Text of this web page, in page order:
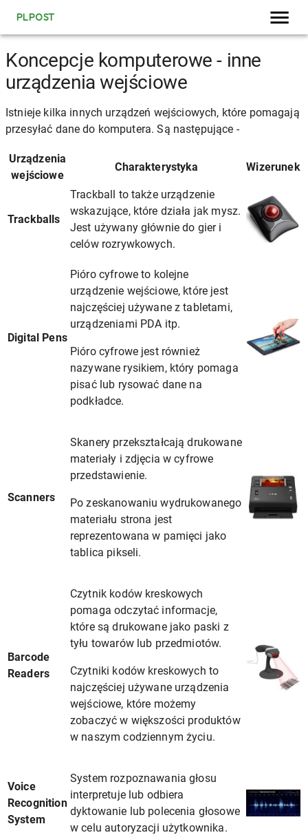
PLPOST
Koncepcje komputerowe - inne
urządzenia wejściowe
Istnieje kilka innych urządzeń wejściowych, które pomagają
przesyłać dane do komputera. Są następujące -
Urządzenia
wejściowe
Charakterystyka Wizerunek
Trackballs
Trackball to także urządzenie
wskazujące, które działa jak mysz.
Jest używany głównie do gier i
celów rozrywkowych.
Digital Pens
Pióro cyfrowe to kolejne
urządzenie wejściowe, które jest
najczęściej używane z tabletami,
urządzeniami PDA itp.
Pióro cyfrowe jest również
nazywane rysikiem, który pomaga
pisać lub rysować dane na
podkładce.
Scanners
Skanery przekształcają drukowane
materiały i zdjęcia w cyfrowe
przedstawienie.
Po zeskanowaniu wydrukowanego
materiału strona jest
reprezentowana w pamięci jako
tablica pikseli.
Barcode
Readers
Czytnik kodów kreskowych
pomaga odczytać informacje,
które są drukowane jako paski z
tyłu towarów lub przedmiotów.
Czytniki kodów kreskowych to
najczęściej używane urządzenia
wejściowe, które możemy
zobaczyć w większości produktów
w naszym codziennym życiu.
Voice
Recognition
System
System rozpoznawania głosu
interpretuje lub odbiera
dyktowanie lub polecenia głosowe
w celu autoryzacji użytkownika.